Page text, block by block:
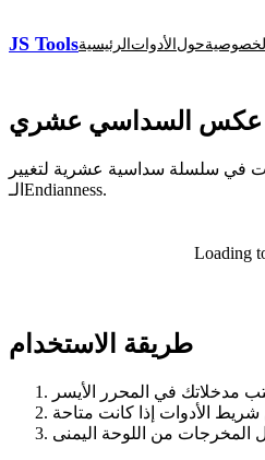
JS Toolsالرئيسية الأدوات حولالخصوصية
عكس السداسي عشري
في سلسلة سداسية عشرية لتغيير
الـEndianness.
Loading
طريقة الاستخدام
مدخلاتك في المحرر الأيسر
الأدوات إذا كانت متاحة
المخرجات من اللوحة اليمنى